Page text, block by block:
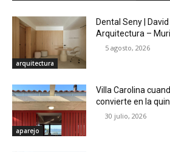
arquitectura
Dental Seny |
Arquitectura –
5 agosto, 2026
aparejo
Villa Carolina
convierte en la
30 julio, 2026